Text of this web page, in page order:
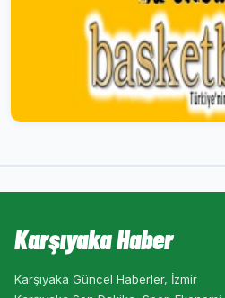
Karşıyaka Haber
Karşıyaka Güncel Haberler, İzmir